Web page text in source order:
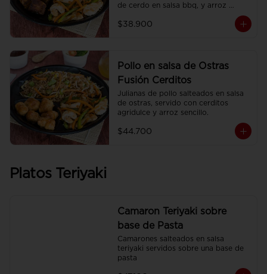
de cerdo en salsa bbq, y arroz
$38.900
Pollo en salsa de Ostras
Fusión Cerditos
Julianas de pollo salteados en salsa
de ostras, servido con cerditos
agridulce y arroz sencillo.
$44.700
Platos Teriyaki
Camaron Teriyaki sobre
base de Pasta
Camarones salteados en salsa
teriyaki servidos sobre una base de
pasta